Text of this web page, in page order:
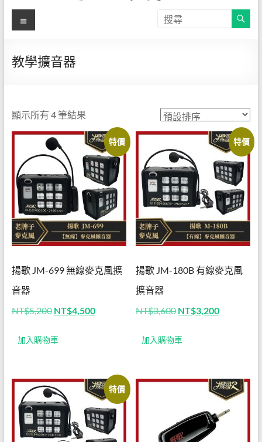
【揚
學麥
直營
店】
官方
線上
購物
網站
─JM-
有線
麥克
音器
線麥
克風
擴音
於
有
品
歌-
學
用
麥
克
風
選
單
教學擴音器
顯示所有 4 筆結果
特價
揚歌 JM-699 無線麥克風擴
音器
NT$5,200 原
價
格：
NT$4,500目
加入購物車
特價
揚歌 JM-180B 有線麥克風
擴音器
NT$3,600 原
價
格：
NT$3,200目
加入購物車
特價